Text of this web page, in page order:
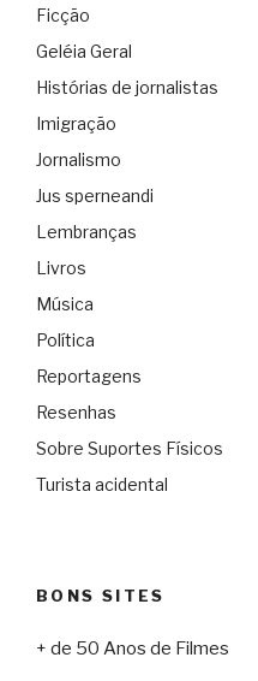
Ficção
Geléia Geral
Histórias de jornalistas
Imigração
Jornalismo
Jus sperneandi
Lembranças
Livros
Música
Política
Reportagens
Resenhas
Sobre Suportes Físicos
Turista acidental
BONS SITES
+ de 50 Anos de Filmes